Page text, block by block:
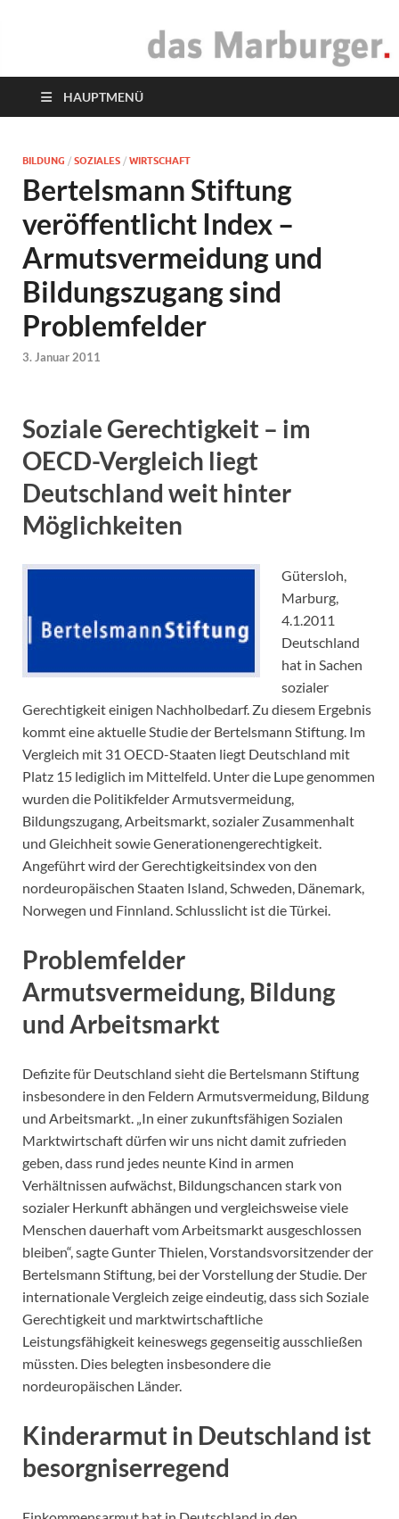
das Marburger.
HAUPTMENÜ
BILDUNG / SOZIALES / WIRTSCHAFT
Bertelsmann Stiftung
veröffentlicht Index –
Armutsvermeidung und
Bildungszugang sind
Problemfelder
3. Januar 2011
Soziale Gerechtigkeit – im
OECD-Vergleich liegt
Deutschland weit hinter
Möglichkeiten
Gütersloh,
Marburg,
4.1.2011
Deutschland
hat in Sachen
sozialer
Gerechtigkeit einigen Nachholbedarf. Zu diesem Ergebnis
kommt eine aktuelle Studie der Bertelsmann Stiftung. Im
Vergleich mit 31 OECD-Staaten liegt Deutschland mit
Platz 15 lediglich im Mittelfeld. Unter die Lupe genommen
wurden die Politikfelder Armutsvermeidung,
Bildungszugang, Arbeitsmarkt, sozialer Zusammenhalt
und Gleichheit sowie Generationengerechtigkeit.
Angeführt wird der Gerechtigkeitsindex von den
nordeuropäischen Staaten Island, Schweden, Dänemark,
Norwegen und Finnland. Schlusslicht ist die Türkei.
Problemfelder
Armutsvermeidung, Bildung
und Arbeitsmarkt
Defizite für Deutschland sieht die Bertelsmann Stiftung
insbesondere in den Feldern Armutsvermeidung, Bildung
und Arbeitsmarkt. „In einer zukunftsfähigen Sozialen
Marktwirtschaft dürfen wir uns nicht damit zufrieden
geben, dass rund jedes neunte Kind in armen
Verhältnissen aufwächst, Bildungschancen stark von
sozialer Herkunft abhängen und vergleichsweise viele
Menschen dauerhaft vom Arbeitsmarkt ausgeschlossen
bleiben“, sagte Gunter Thielen, Vorstandsvorsitzender der
Bertelsmann Stiftung, bei der Vorstellung der Studie. Der
internationale Vergleich zeige eindeutig, dass sich Soziale
Gerechtigkeit und marktwirtschaftliche
Leistungsfähigkeit keineswegs gegenseitig ausschließen
müssten. Dies belegten insbesondere die
nordeuropäischen Länder.
Kinderarmut in Deutschland ist
besorgniserregend